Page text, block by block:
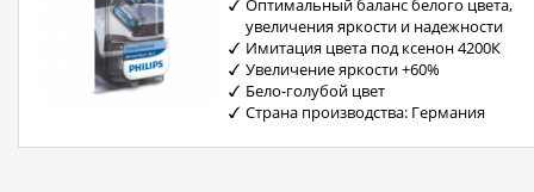
Оптимальный баланс белого цвета,
увеличения яркости и надежности
Имитация цвета под ксенон 4200К
Увеличение яркости +60%
Бело-голубой цвет
Страна производства: Германия